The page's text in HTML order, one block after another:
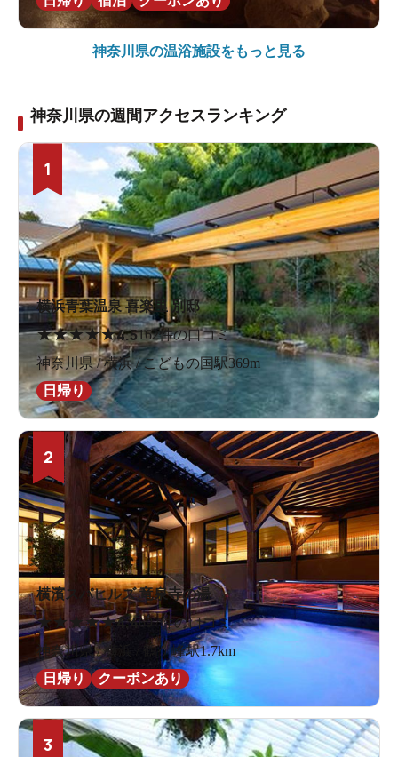
神奈川県の温浴施設をもっと見る
神奈川県の週間アクセスランキング
1
横浜青葉温泉 喜楽里 別邸
★★★★★4.5162件の口コミ
神奈川県 / 横浜 / こどもの国駅369m
日帰り
2
横濱スパヒルズ 竜泉寺の湯
★★ ★★★4.4697件の口コミ
神奈川県 / 横浜 / 鶴ケ峰駅1.7km
日帰り
クーポンあり
3